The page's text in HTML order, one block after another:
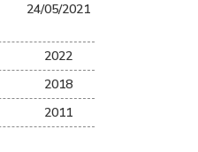
24/05/2021
2022
2018
2011